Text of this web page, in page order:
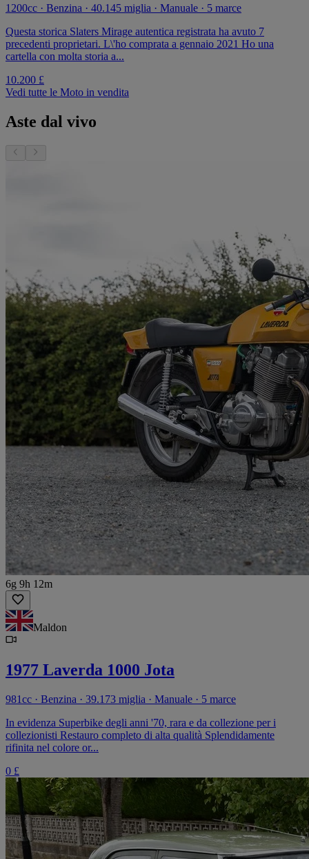
1200cc · Benzina · 40.145 miglia · Manuale · 5 marce
Questa storica Slaters Mirage autentica registrata ha avuto 7
precedenti proprietari. L\'ho comprata a gennaio 2021 Ho una
cartella con molta storia a...
10.200 £
Vedi tutte le Moto in vendita
Aste dal vivo
6g 9h 12m
Maldon
1977 Laverda 1000 Jota
981cc · Benzina · 39.173 miglia · Manuale · 5 marce
In evidenza Superbike degli anni '70, rara e da collezione per i
collezionisti Restauro completo di alta qualità Splendidamente
rifinita nel colore or...
0 £